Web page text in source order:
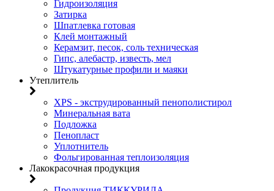
Гидроизоляция
Затирка
Шпатлевка готовая
Клей монтажный
Керамзит, песок, соль техническая
Гипс, алебастр, известь, мел
Штукатурные профили и маяки
Утеплитель
XPS - экструдированный пенополистирол
Минеральная вата
Подложка
Пенопласт
Уплотнитель
Фольгированная теплоизоляция
Лакокрасочная продукция